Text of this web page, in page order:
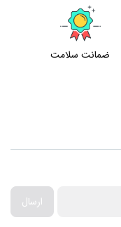
ضمانت سلامت
ارسال